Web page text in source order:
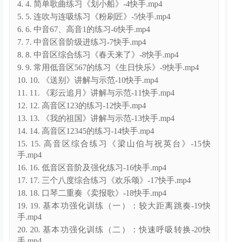
4. 4. 简单歌曲练习《划小船》-4快手.mp4
5. 5. 连吹与连吸练习《粉刷匠》-5快手.mp4
6. 6. 中音67、高音1的练习-6快手.mp4
7. 7. 中音区音阶级进练习-7快手.mp4
8. 8. 中音区综合练习《春天来了》-8快手.mp4
9. 9. 常用低音区567的练习《生日快乐》-9快手.mp4
10. 10. 《送别》讲解与示范-10快手.mp4
11. 11. 《彩云追月》讲解与示范-11快手.mp4
12. 12. 高音区123的练习-12快手.mp4
13. 13. 《我的祖国》讲解与示范-13快手.mp4
14. 14. 高音区12345的练习-14快手.mp4
15. 15. 高音区综合练习《梁山伯与祝英台》-15快
手.mp4
16. 16. 低音区音阶及强化练习-16快手.mp4
17. 17. 三个八度综合练习《欢乐颂》-17快手.mp4
18. 18. 口琴二重奏《卖报歌》-18快手.mp4
19. 19. 基本功强化训练（一）：较大距离跳奏-19快
手.mp4
20. 20. 基本功强化训练（二）：快速呼吸转换-20快